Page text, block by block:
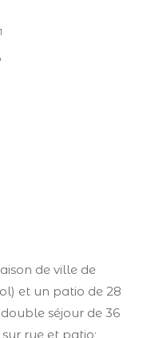
de ville de
et un patio de 28
séjour de 36
rue et patio;